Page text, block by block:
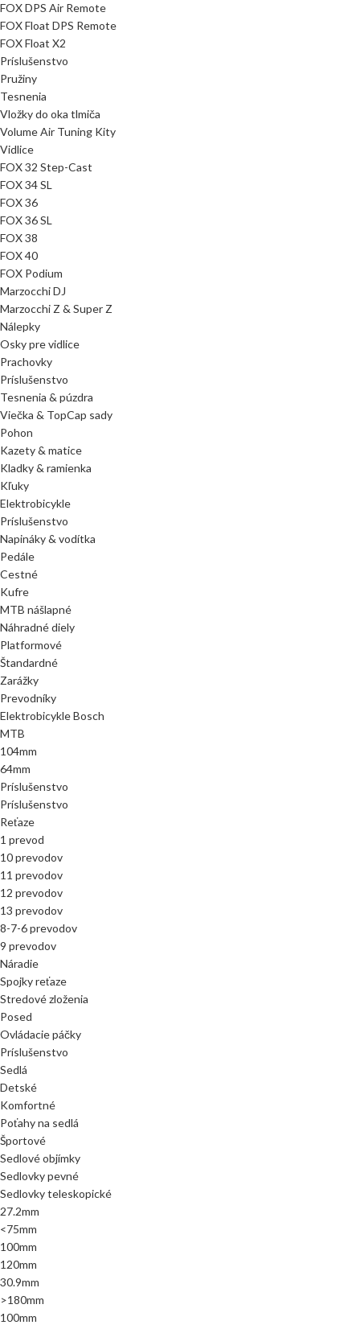
FOX DPS Air Remote
FOX Float DPS Remote
FOX Float X2
Príslušenstvo
Pružiny
Tesnenia
Vložky do oka tlmiča
Volume Air Tuning Kity
Vidlice
FOX 32 Step-Cast
FOX 34 SL
FOX 36
FOX 36 SL
FOX 38
FOX 40
FOX Podium
Marzocchi DJ
Marzocchi Z & Super Z
Nálepky
Osky pre vidlice
Prachovky
Príslušenstvo
Tesnenia & púzdra
Viečka & TopCap sady
Pohon
Kazety & matice
Kladky & ramienka
Kľuky
Elektrobicykle
Príslušenstvo
Napináky & vodítka
Pedále
Cestné
Kufre
MTB nášlapné
Náhradné diely
Platformové
Štandardné
Zarážky
Prevodníky
Elektrobicykle Bosch
MTB
104mm
64mm
Príslušenstvo
Príslušenstvo
Reťaze
1 prevod
10 prevodov
11 prevodov
12 prevodov
13 prevodov
8-7-6 prevodov
9 prevodov
Náradie
Spojky reťaze
Stredové zloženia
Posed
Ovládacie páčky
Príslušenstvo
Sedlá
Detské
Komfortné
Poťahy na sedlá
Športové
Sedlové objímky
Sedlovky pevné
Sedlovky teleskopické
27.2mm
<75mm
100mm
120mm
30.9mm
>180mm
100mm